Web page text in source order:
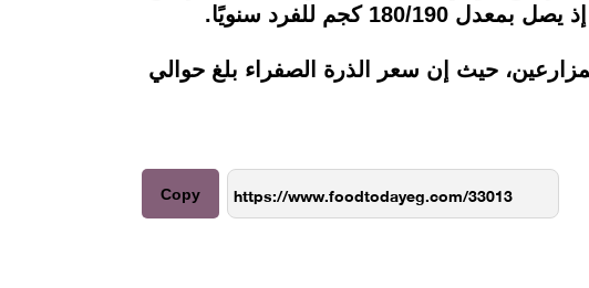
حيث إن سعر الذرة الصفراء بلغ حوالي
Copy